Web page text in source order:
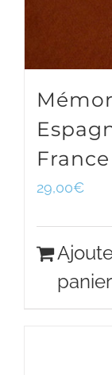
France
29,00€
panier